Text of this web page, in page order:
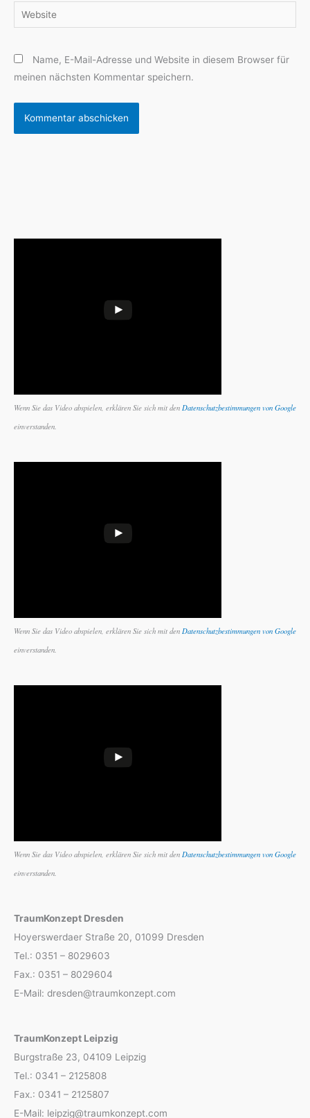
Website
Name, E-Mail-Adresse und Website in diesem Browser für
meinen nächsten Kommentar speichern.
Wenn Sie das Video abspielen, erklären Sie sich mit den Datenschutzbestimmungen von Google
einverstanden.
Wenn Sie das Video abspielen, erklären Sie sich mit den Datenschutzbestimmungen von Google
einverstanden.
Wenn Sie das Video abspielen, erklären Sie sich mit den Datenschutzbestimmungen von Google
einverstanden.
TraumKonzept Dresden
Hoyerswerdaer Straße 20, 01099 Dresden
Tel.: 0351 – 8029603
Fax.: 0351 – 8029604
E-Mail: dresden@traumkonzept.com
TraumKonzept Leipzig
Burgstraße 23, 04109 Leipzig
Tel.: 0341 – 2125808
Fax.: 0341 – 2125807
E-Mail: leipzig@traumkonzept.com